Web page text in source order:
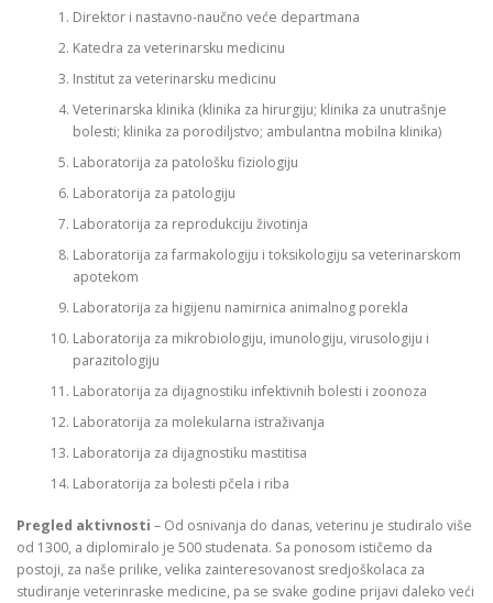
Direktor i nastavno-naučno veće departmana
Katedra za veterinarsku medicinu
Institut za veterinarsku medicinu
Veterinarska klinika (klinika za hirurgiju; klinika za unutrašnje
bolesti; klinika za porodiljstvo; ambulantna mobilna klinika)
Laboratorija za patološku fiziologiju
Laboratorija za patologiju
Laboratorija za reprodukciju životinja
Laboratorija za farmakologiju i toksikologiju sa veterinarskom
apotekom
Laboratorija za higijenu namirnica animalnog porekla
Laboratorija za mikrobiologiju, imunologiju, virusologiju i
parazitologiju
Laboratorija za dijagnostiku infektivnih bolesti i zoonoza
Laboratorija za molekularna istraživanja
Laboratorija za dijagnostiku mastitisa
Laboratorija za bolesti pčela i riba
Pregled aktivnosti – Od osnivanja do danas, veterinu je studiralo više
od 1300, a diplomiralo je 500 studenata. Sa ponosom ističemo da
postoji, za naše prilike, velika zainteresovanost sredjoškolaca za
studiranje veterinraske medicine, pa se svake godine prijavi daleko veći